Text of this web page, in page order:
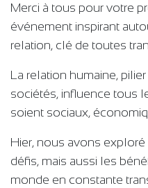
Merci à tous pour votre
événement inspirant
relation, clé de toutes
La relation humaine,
sociétés, influence tous
soient sociaux,
Hier, nous avons
défis, mais aussi les
monde en constante